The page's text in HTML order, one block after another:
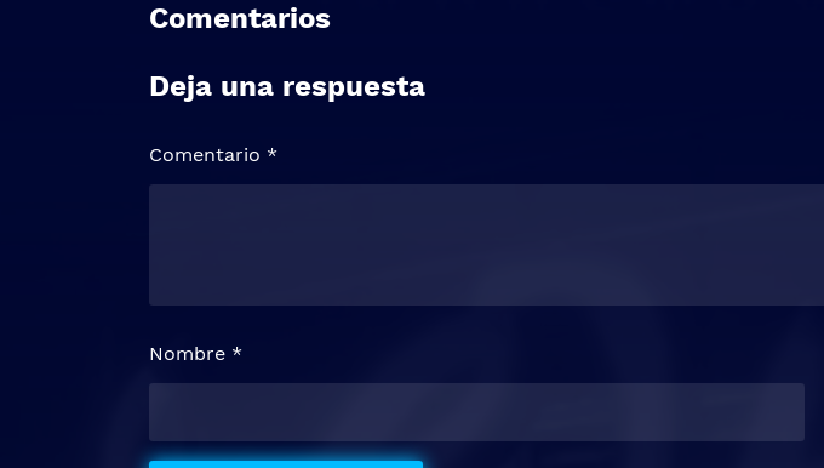
Comentarios
Deja una respuesta
Comentario *
Nombre *